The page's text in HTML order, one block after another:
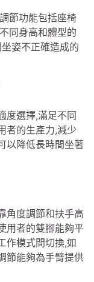
節功能包括座椅
同身高和體型的
姿不正確造成的
度選擇,滿足不同
者的生產力,減少
以降低長時間坐著
角度調節和扶手高
用者的雙腳能夠平
作模式間切換,如
節能夠為手臂提供